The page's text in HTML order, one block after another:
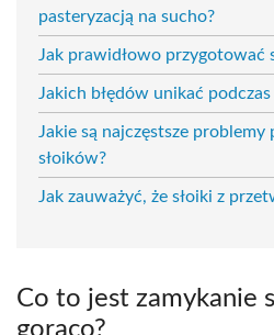
pasteryzacją na sucho?
Jak prawidłowo przygotować
Jakich błędów unikać
Jakie są najczęstsze
słoików?
Jak zauważyć, że słoiki z
Co to jest zamykanie
gorąco?